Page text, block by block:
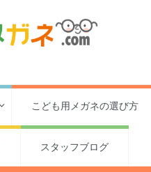
こども用メガネの選び方
スタッフブログ